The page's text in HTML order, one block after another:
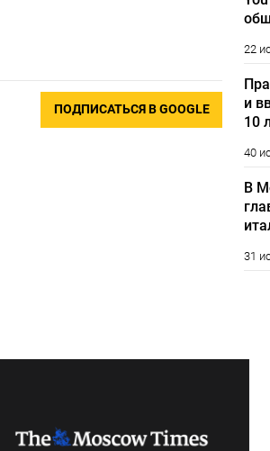
ПОДПИСАТЬСЯ В GOOGLE